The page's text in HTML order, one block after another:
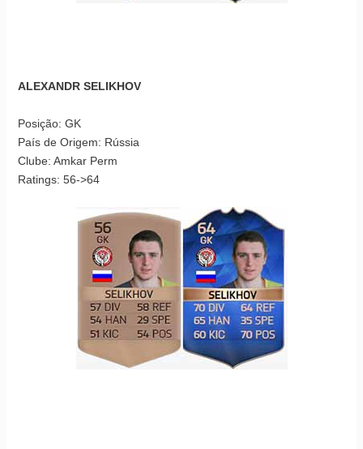
ALEXANDR SELIKHOV
Posição: GK
País de Origem: Rússia
Clube: Amkar Perm
Ratings: 56->64